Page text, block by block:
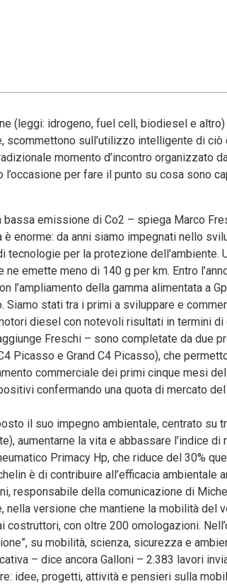
(leggi: idrogeno, fuel cell, biodiesel e
sull’utilizzo intelligente di ciò
momento d’incontro organizzato
per fare il punto su cosa sono
bassa emissione di Co2 – spiega Marco
enorme: da anni siamo impegnati nello
per la protezione dell’ambiente.
emette meno di 140 g per km. Entro
l’ampliamento della gamma alimentata a
Siamo stati tra i primi a sviluppare e
diesel con notevoli risultati in termini
Freschi – sono completate da due
Picasso e Grand C4 Picasso), che
commerciale dei primi cinque mesi
confermando una quota di mercato
il suo impegno ambientale, centrato su
aumentarne la vita e abbassare l’indice
Primacy Hp, che riduce del 30%
è di contribuire all’efficacia ambientale
responsabile della comunicazione di
versione che mantiene la mobilità del
con oltre 200 omologazioni.
su mobilità, scienza, sicurezza e
– dice ancora Galloni – 2.383 lavori
idee, progetti, attività e pensieri sulla